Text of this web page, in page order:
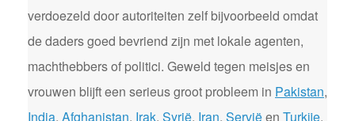
verdoezeld door autoriteiten zelf bijvoorbeeld omdat
de daders goed bevriend zijn met lokale agenten,
machthebbers of politici. Geweld tegen meisjes en
vrouwen blijft een serieus groot probleem in Pakistan,
India, Afghanistan, Irak, Syrië, Iran, Serviëen Turkije.